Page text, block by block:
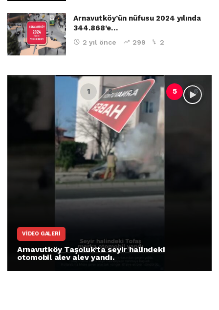
Arnavutköy’ün nüfusu 2024 yılında
344.868’e…
2 yıl önce 299 2
ARNAVUTKÖY
Arnavutköy İmrahor Mahallesi sakinleri
protesto gösterisi düzenledi